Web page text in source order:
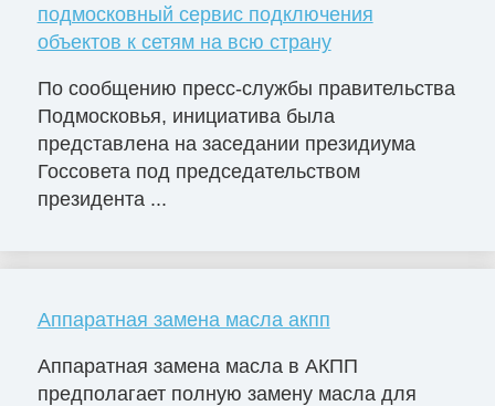
подмосковный сервис подключения
объектов к сетям на всю страну
По сообщению пресс-службы правительства
Подмосковья, инициатива была
представлена на заседании президиума
Госсовета под председательством
президента ...
Аппаратная замена масла акпп
Аппаратная замена масла в АКПП
предполагает полную замену масла для